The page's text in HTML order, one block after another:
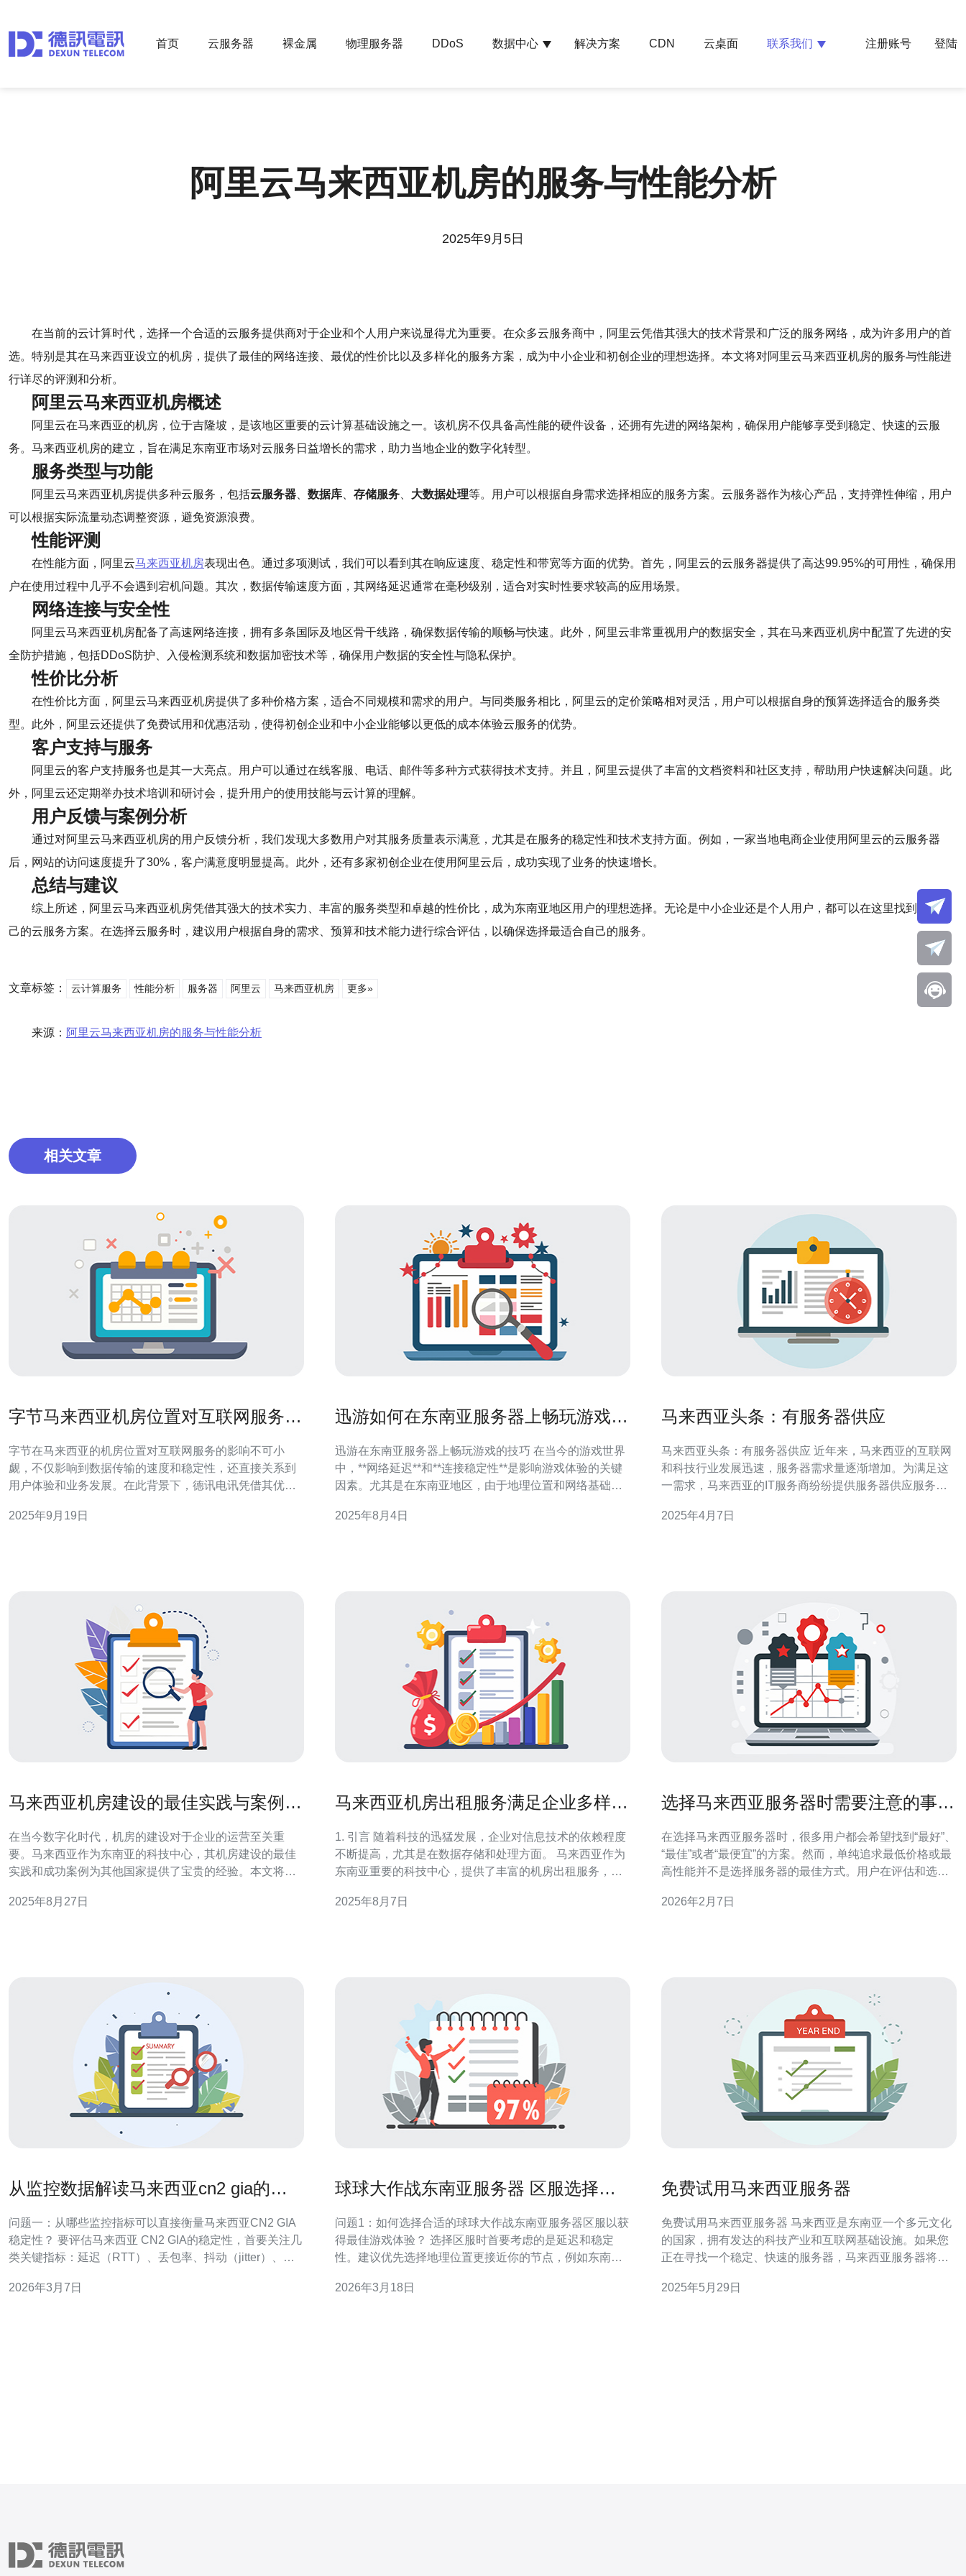
首页 云服务器 裸金属 物理服务器 DDoS 数据中心 解决方案 CDN 云桌面 联系我们 注册账号 登陆
阿里云马来西亚机房的服务与性能分析
2025年9月5日
在当前的云计算时代，选择一个合适的云服务提供商对于企业和个人用户来说显得尤为重要。在众多云服务商中，阿里云凭借其强大的技术背景和广泛的服务网络，成为许多用户的首
选。特别是其在马来西亚设立的机房，提供了最佳的网络连接、最优的性价比以及多样化的服务方案，成为中小企业和初创企业的理想选择。本文将对阿里云马来西亚机房的服务与性能进
行详尽的评测和分析。
阿里云马来西亚机房概述
阿里云在马来西亚的机房，位于吉隆坡，是该地区重要的云计算基础设施之一。该机房不仅具备高性能的硬件设备，还拥有先进的网络架构，确保用户能够享受到稳定、快速的云服
务。马来西亚机房的建立，旨在满足东南亚市场对云服务日益增长的需求，助力当地企业的数字化转型。
服务类型与功能
阿里云马来西亚机房提供多种云服务，包括云服务器 数据库 存储服务 大数据处理等。用户可以根据自身需求选择相应的服务方案。云服务器作为核心产品，支持弹性伸缩，用户
可以根据实际流量动态调整资源，避免资源浪费。
性能评测
在性能方面，阿里云马来西亚机房表现出色。通过多项测试，我们可以看到其在响应速度、稳定性和带宽等方面的优势。首先，阿里云的云服务器提供了高达99.95%的可用性，确保用
户在使用过程中几乎不会遇到宕机问题。其次，数据传输速度方面，其网络延迟通常在毫秒级别，适合对实时性要求较高的应用场景。
网络连接与安全性
阿里云马来西亚机房配备了高速网络连接，拥有多条国际及地区骨干线路，确保数据传输的顺畅与快速。此外，阿里云非常重视用户的数据安全，其在马来西亚机房中配置了先进的安
全防护措施，包括DDoS防护、入侵检测系统和数据加密技术等，确保用户数据的安全性与隐私保护。
性价比分析
在性价比方面，阿里云马来西亚机房提供了多种价格方案，适合不同规模和需求的用户。与同类服务相比，阿里云的定价策略相对灵活，用户可以根据自身的预算选择适合的服务类
型。此外，阿里云还提供了免费试用和优惠活动，使得初创企业和中小企业能够以更低的成本体验云服务的优势。
客户支持与服务
阿里云的客户支持服务也是其一大亮点。用户可以通过在线客服、电话、邮件等多种方式获得技术支持。并且，阿里云提供了丰富的文档资料和社区支持，帮助用户快速解决问题。此
外，阿里云还定期举办技术培训和研讨会，提升用户的使用技能与云计算的理解。
用户反馈与案例分析
通过对阿里云马来西亚机房的用户反馈分析，我们发现大多数用户对其服务质量表示满意，尤其是在服务的稳定性和技术支持方面。例如，一家当地电商企业使用阿里云的云服务器
后，网站的访问速度提升了30%，客户满意度明显提高。此外，还有多家初创企业在使用阿里云后，成功实现了业务的快速增长。
总结与建议
综上所述，阿里云马来西亚机房凭借其强大的技术实力、丰富的服务类型和卓越的性价比，成为东南亚地区用户的理想选择。无论是中小企业还是个人用户，都可以在这里找到适合自
己的云服务方案。在选择云服务时，建议用户根据自身的需求、预算和技术能力进行综合评估，以确保选择最适合自己的服务。
文章标签： 云计算服务 性能分析 服务器 阿里云 马来西亚机房 更多»
来源： 阿里云马来西亚机房的服务与性能分析
相关文章
字节马来西亚机房位置对互联网服务的
字节在马来西亚的机房位置对互联网服务的影响不可小
觑，不仅影响到数据传输的速度和稳定性，还直接关系到
用户体验和业务发展。在此背景下，德讯电讯凭借其优质
想选择。 机房位置的重要性 在互联网行业中，机房位置是
2025年9月19日
迅游如何在东南亚服务器上畅玩游戏的
迅游在东南亚服务器上畅玩游戏的技巧 在当今的游戏世界
中，**网络延迟**和**连接稳定性**是影响游戏体验的关键
因素。尤其是在东南亚地区，由于地理位置和网络基础设
用**迅游**在东南亚服务器上畅玩游戏的实用技巧，帮助大
2025年8月4日
马来西亚头条：有服务器供应
马来西亚头条：有服务器供应 近年来，马来西亚的互联网
和科技行业发展迅速，服务器需求量逐渐增加。为满足这
一需求，马来西亚的IT服务商纷纷提供服务器供应服务。
商。 随着马来西亚企业和个人对互联网的依赖度增加，对
2025年4月7日
马来西亚机房建设的最佳实践与案例分
在当今数字化时代，机房的建设对于企业的运营至关重
要。马来西亚作为东南亚的科技中心，其机房建设的最佳
实践和成功案例为其他国家提供了宝贵的经验。本文将探
备以及后期运营管理等方面的最佳实践。 如何选择马来西
2025年8月27日
马来西亚机房出租服务满足企业多样化
1. 引言 随着科技的迅猛发展，企业对信息技术的依赖程度
不断提高，尤其是在数据存储和处理方面。 马来西亚作为
东南亚重要的科技中心，提供了丰富的机房出租服务，能
业的运营成本，还能提高数据安全性和业务的灵活性。
2025年8月7日
选择马来西亚服务器时需要注意的事项
在选择马来西亚服务器时，很多用户都会希望找到“最好”、
“最佳”或者“最便宜”的方案。然而，单纯追求最低价格或最
高性能并不是选择服务器的最佳方式。用户在评估和选择
技术支持、数据中心位置、带宽、价格等。本文将为您详
2026年2月7日
从监控数据解读马来西亚cn2 gia的稳
问题一：从哪些监控指标可以直接衡量马来西亚CN2 GIA
稳定性？ 要评估马来西亚 CN2 GIA的稳定性，首要关注几
类关键指标：延迟（RTT）、丢包率、抖动（jitter）、链
动。监控数据应包含多点采样与时间序列，以便发现短时
2026年3月7日
球球大作战东南亚服务器 区服选择与
问题1：如何选择合适的球球大作战东南亚服务器区服以获
得最佳游戏体验？ 选择区服时首要考虑的是延迟和稳定
性。建议优先选择地理位置更接近你的节点，例如东南亚
较低的PING。其次查看该区的活跃度（在线玩家数、排队
2026年3月18日
免费试用马来西亚服务器
免费试用马来西亚服务器 马来西亚是东南亚一个多元文化
的国家，拥有发达的科技产业和互联网基础设施。如果您
正在寻找一个稳定、快速的服务器，马来西亚服务器将是
器，体验其优质的性能和服务。 马来西亚服务器有许多优
2025年5月29日